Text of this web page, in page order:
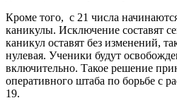
Кроме того, с 21 числа
каникулы. Исключение составят
каникул оставят без изменений,
нулевая. Ученики будут
включительно. Такое решение
оперативного штаба по борьбе с
19.